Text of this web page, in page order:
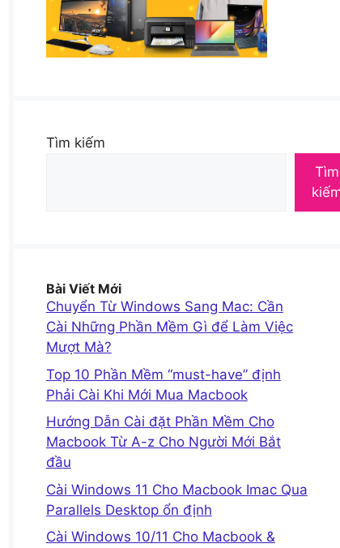
Tìm kiếm
Tìm
Bài Viết Mới
Chuyển Từ Windows Sang Mac: Cần
Cài Những Phần Mềm Gì để Làm Việc
Mượt Mà?
Top 10 Phần Mềm “must-have” định
Phải Cài Khi Mới Mua Macbook
Hướng Dẫn Cài đặt Phần Mềm Cho
Macbook Từ A-z Cho Người Mới Bắt
đầu
Cài Windows 11 Cho Macbook Imac Qua
Parallels Desktop ổn định
Cài Windows 10/11 Cho Macbook &